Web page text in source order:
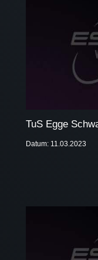
TuS Egge
Datum: 11.03.2023